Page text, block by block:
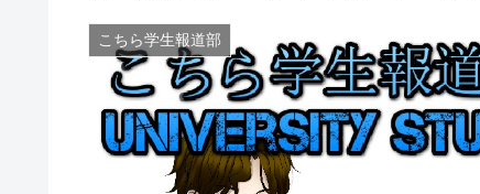
こちら学生報道部